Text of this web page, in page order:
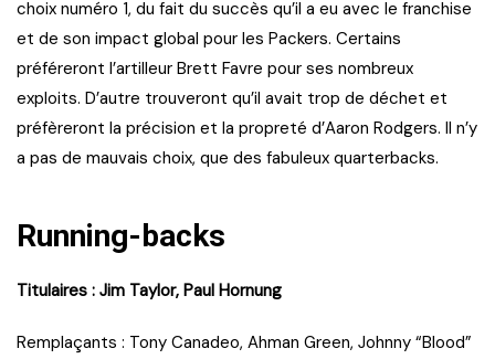
choix numéro 1, du fait du succès qu’il a eu avec le franchise
et de son impact global pour les Packers. Certains
préféreront l’artilleur Brett Favre pour ses nombreux
exploits. D’autre trouveront qu’il avait trop de déchet et
préfèreront la précision et la propreté d’Aaron Rodgers. Il n’y
a pas de mauvais choix, que des fabuleux quarterbacks.
Running-backs
Titulaires : Jim Taylor, Paul Hornung
Remplaçants : Tony Canadeo, Ahman Green, Johnny “Blood”